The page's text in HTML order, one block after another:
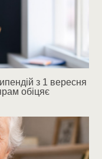
з 1 вересня
обіцяє